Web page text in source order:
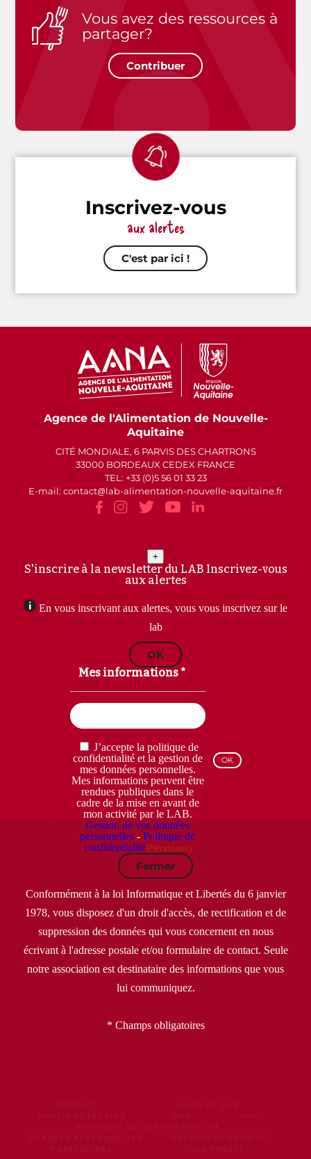
Vous avez des ressources à
partager?
Contribuer
Inscrivez-vous
aux alertes
C'est par ici !
Agence de l'Alimentation de Nouvelle-
Aquitaine
CITÉ MONDIALE, 6 PARVIS DES CHARTRONS
33000 BORDEAUX CEDEX FRANCE
TEL: +33 (0)5 56 01 33 23
E-mail: contact
lab-alimentation-nouvelle-aquitaine.fr
+
S'inscrire à la newsletter du LAB Inscrivez-vous
aux alertes
En vous inscrivant aux alertes, vous vous inscrivez sur le
lab
OK
Mes informations *
RGPD
(Nécessaire)
J’accepte la politique de
confidentialité et la gestion de
mes données personnelles.
Mes informations peuvent être
rendues publiques dans le
cadre de la mise en avant de
mon activité par le LAB.
Gestion de vos données
personnelles -Politique de
confidentialité(Nécessaire)
Fermer
Conformément à la loi Informatique et Libertés du 6 janvier
1978, vous disposez d'un droit d'accès, de rectification et de
suppression des données qui vous concernent en nous
écrivant à l'adresse postale et/ou formulaire de contact. Seule
notre association est destinataire des informations que vous
lui communiquez.
* Champs obligatoires